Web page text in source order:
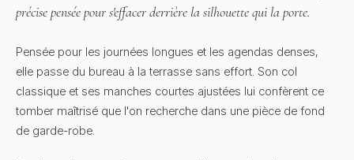
précise pensée pour s'effacer derrière la silhouette qui la porte.
Pensée pour les journées longues et les agendas denses,
elle passe du bureau à la terrasse sans effort. Son col
classique et ses manches courtes ajustées lui confèrent ce
tomber maîtrisé que l'on recherche dans une pièce de fond
de garde-robe.